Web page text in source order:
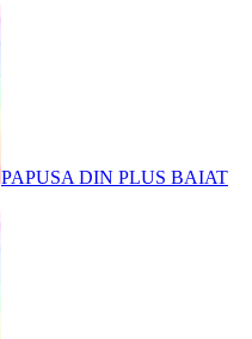
PAPUSA DIN PLUS BAIAT